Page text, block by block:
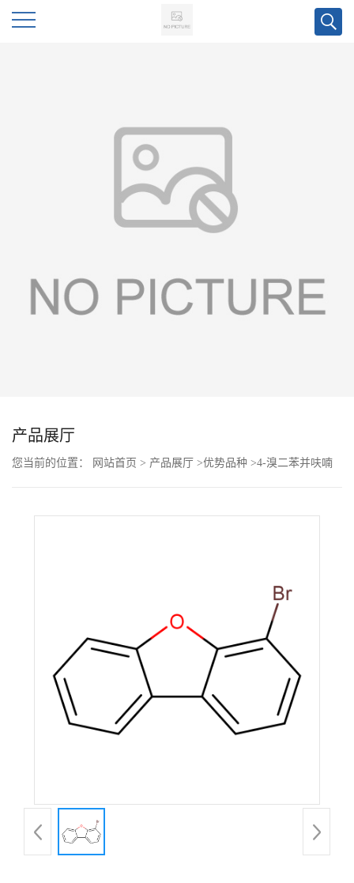
动
联
产品展厅
您当前的位置： 网站首页 > 产品展厅 >优势品种 >4-溴二苯并呋喃